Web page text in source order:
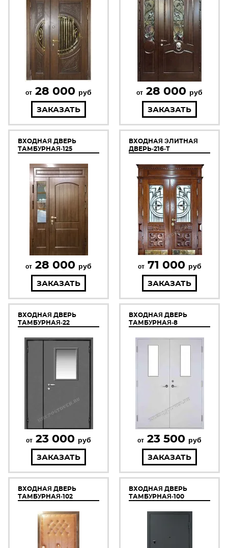
от 28 000 руб
ЗАКАЗАТЬ
от 28 000 руб
ЗАКАЗАТЬ
ВХОДНАЯ ДВЕРЬ
ТАМБУРНАЯ-125
от 28 000 руб
ЗАКАЗАТЬ
ВХОДНАЯ ЭЛИТНАЯ
ДВЕРЬ-216-Т
от 71 000 руб
ЗАКАЗАТЬ
ВХОДНАЯ ДВЕРЬ
ТАМБУРНАЯ-22
от 23 000 руб
ЗАКАЗАТЬ
ВХОДНАЯ ДВЕРЬ
ТАМБУРНАЯ-8
от 23 500 руб
ЗАКАЗАТЬ
ВХОДНАЯ ДВЕРЬ
ТАМБУРНАЯ-102
ВХОДНАЯ ДВЕРЬ
ТАМБУРНАЯ-100